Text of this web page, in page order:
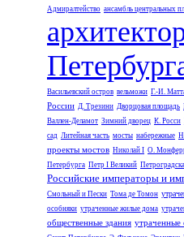
Адмиралтейство ансамбль центральных
Васильевский остров вельможи Г.-И.
России Д. Трезини Дворцовая площадь
Валлен-Деламот Зимний дворец К. Росси
сад Литейная часть мосты набережные
проекты мостов Николай I О.
Петербурга Петр I Великий
Российские императоры и
Смольный и Пески Тома де Томон
особняки утраченные жилые дома
общественные здания утраченные